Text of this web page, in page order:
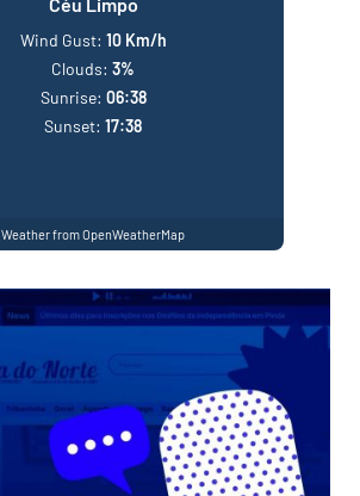
Céu Limpo
Wind Gust: 10 Km/h
Clouds: 3%
Sunrise: 06:38
Sunset: 17:38
Weather from OpenWeatherMap